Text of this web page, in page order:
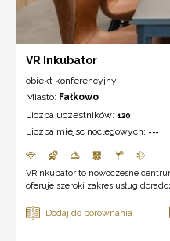
VR Inkubator
obiekt konferencyjny
Miasto: Fałkowo
Liczba uczestników: 120
Liczba miejsc noclegowych: ---
VRInkubator to nowoczesne
oferuje szeroki zakres usług